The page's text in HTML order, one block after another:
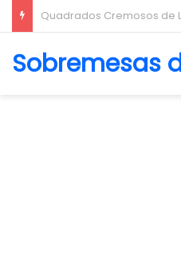
Biscoito Amanteigado
Sobremesas